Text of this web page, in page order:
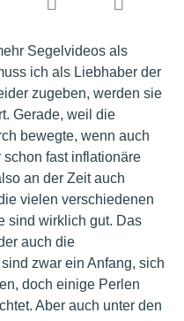
Segelvideos als
ich als Liebhaber der
zugeben, werden sie
Gerade, weil die
bewegte, wenn auch
fast inflationäre
an der Zeit auch
vielen verschiedenen
sind wirklich gut. Das
auch die
zwar ein Anfang, sich
doch einige Perlen
Aber auch unter den